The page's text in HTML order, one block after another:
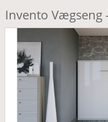
Invento Vægseng